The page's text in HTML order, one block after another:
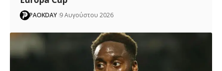
PAOKDAY 9 Αυγούστου 2026